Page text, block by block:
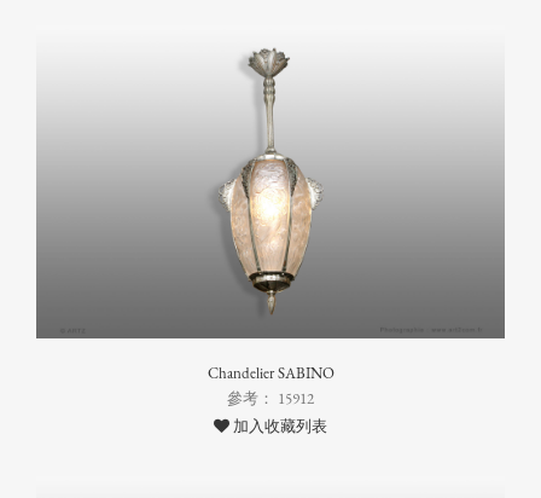
Chandelier SABINO
參考： 15912
加入收藏列表